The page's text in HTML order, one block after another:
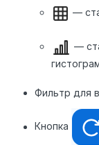
—
—
Фильтр для
Кнопка